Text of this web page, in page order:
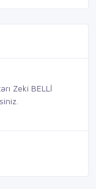
Zeki BELLİ